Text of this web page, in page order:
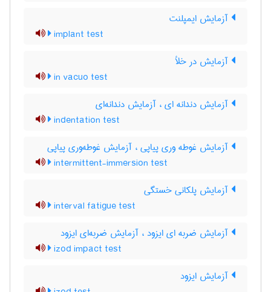
آزمایش ایمپلنت
implant test
آزمایش در خلأ
in vacuo test
آزمایش دندانه ای ، آزمایش دندانه‌ای
indentation test
آزمایش غوطه وری پیاپی ، آزمایش غوطه‌وری پیاپی
intermittent-immersion test
آزمایش پلکانی خستگی
interval fatigue test
آزمایش ضربه ای ایزود ، آزمایش ضربه‌ای ایزود
izod impact test
آزمایش ایزود